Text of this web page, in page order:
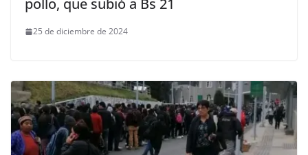
pollo, que subió a Bs 21
25 de diciembre de 2024